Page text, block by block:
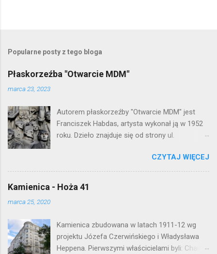
e
i
j
o
m
e
n
t
a
Popularne posty z tego bloga
Płaskorzeźba "Otwarcie MDM"
marca 23, 2023
Autorem płaskorzeźby "Otwarcie MDM" jest
Franciszek Habdas, artysta wykonał ją w 1952
roku. Dzieło znajduje się od strony ul.
warszawskiej flagowej inwestycji
mieszkaniowej lat 50. Lokalizacja: Śródmieście
CZYTAJ WIĘCEJ
Kamienica - Hoża 41
marca 25, 2020
Kamienica zbudowana w latach 1911-12 wg
projektu Józefa Czerwińskiego i Władysława
Heppena. Pierwszymi właścicielami byli: Chaim